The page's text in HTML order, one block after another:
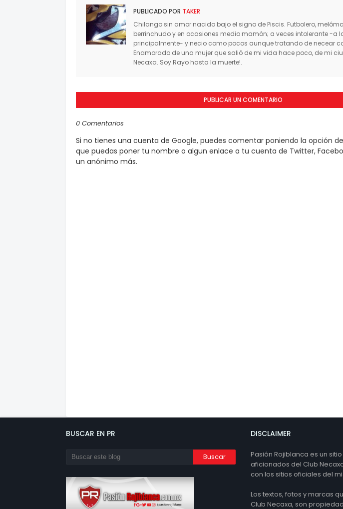
PUBLICADO POR TAKER
Chilango sin amor nacido bajo el signo de Piscis. Futbolero,
berrinchudo y en ocasiones medio mamón; a veces intolerante -a
principalmente- y necio como pocos aunque tratando de necear
Enamorado de una mujer que salió de mi vida hace poco, de mi
Necaxa. Soy Rayo hasta la muerte!.
PUBLICAR UN COMENTARIO
0 Comentarios
Si no tienes una cuenta de Google, puedes comentar poniendo la opción
que puedas poner tu nombre o algun enlace a tu cuenta de Twitter,
un anónimo más.
BUSCAR EN PR DISCLAIMER
Pasión Rojiblanca es un
aficionados del Club
con los sitios oficiales del
Los textos, fotos y marcas
Club Necaxa, son